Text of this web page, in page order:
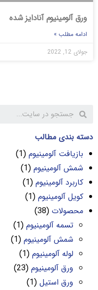
ورق آلومینیوم آنادایز شده
ادامه مطلب »
جولای 12, 2022
دسته بندی مطالب
بازیافت آلومینیوم (1)
شمش آلومینیوم (1)
کاربرد آلومینیوم (1)
کویل آلومینیوم (1)
محصولات (38)
تسمه آلومینیوم (1)
شمش آلومینیوم (1)
لوله آلومینیوم (1)
ورق آلومینیوم (23)
ورق استیل (1)